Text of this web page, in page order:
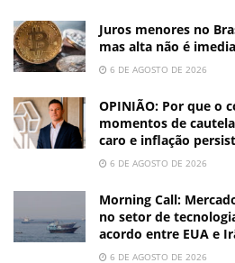
Juros menores no
mas alta não é
6 DE AGOSTO DE 2026
OPINIÃO: Por que o
momentos de
caro e inflação
6 DE AGOSTO DE 2026
Morning Call:
no setor de
acordo entre EUA e
6 DE AGOSTO DE 2026